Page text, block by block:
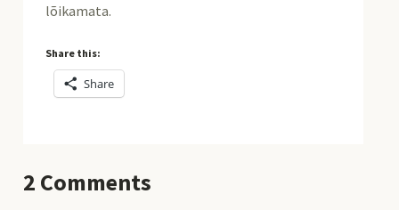
lõikamata.
Share this:
Share
2 Comments